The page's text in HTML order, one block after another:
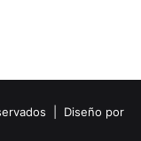
| Diseño por